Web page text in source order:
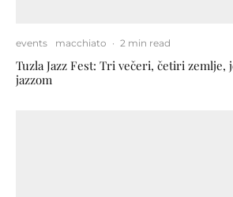
events macchiato · 2 min read
Tuzla Jazz Fest: Tri večeri, četiri zemlje,
jazzom